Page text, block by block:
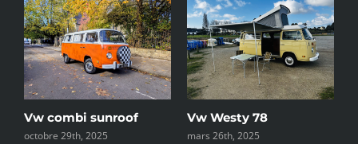
Vw combi sunroof
octobre 29th, 2025
Vw Westy 78
mars 26th, 2025